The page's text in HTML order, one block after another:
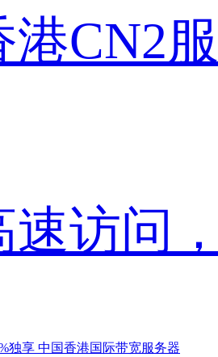
港CN2
速访问
独享 中国香港国际带宽服务器